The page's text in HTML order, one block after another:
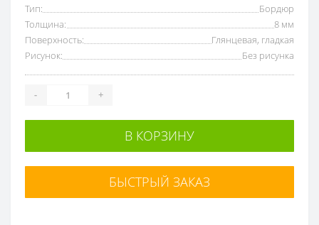
Тип:
Бордюр
Толщина:
8 мм
Поверхность:
Глянцевая, гладкая
Рисунок:
Без рисунка
- +
В КОРЗИНУ
БЫСТРЫЙ ЗАКАЗ